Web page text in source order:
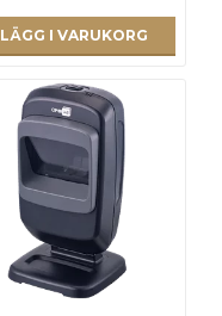
LÄGG I VARUKORG